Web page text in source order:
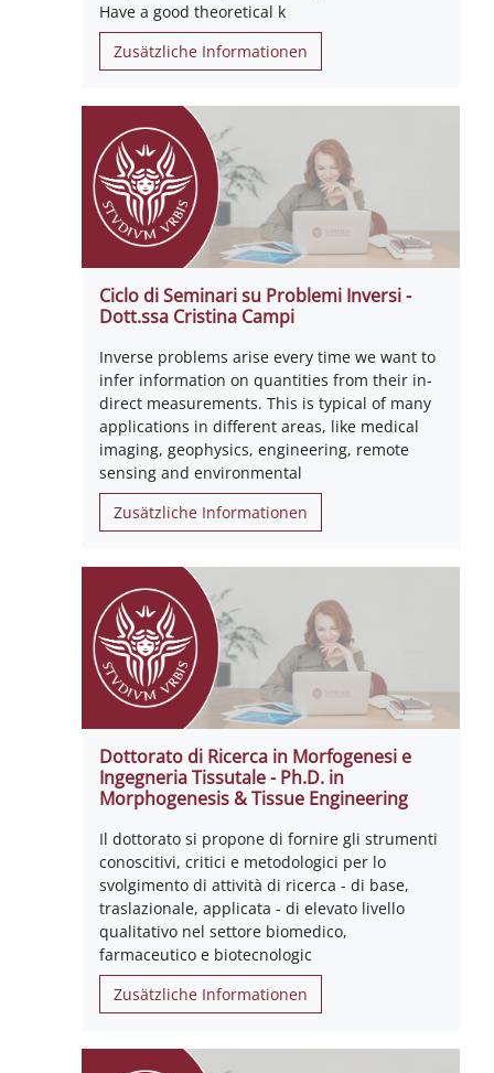
Have a good theoretical k
Zusätzliche Informationen
Ciclo di Seminari su Problemi Inversi -
Dott.ssa Cristina Campi
Inverse problems arise every time we want to
infer information on quantities from their in-
direct measurements. This is typical of many
applications in different areas, like medical
imaging, geophysics, engineering, remote
sensing and environmental
Zusätzliche Informationen
Dottorato di Ricerca in Morfogenesi e
Ingegneria Tissutale - Ph.D. in
Morphogenesis & Tissue Engineering
Il dottorato si propone di fornire gli strumenti
conoscitivi, critici e metodologici per lo
svolgimento di attività di ricerca - di base,
traslazionale, applicata - di elevato livello
qualitativo nel settore biomedico,
farmaceutico e biotecnologic
Zusätzliche Informationen